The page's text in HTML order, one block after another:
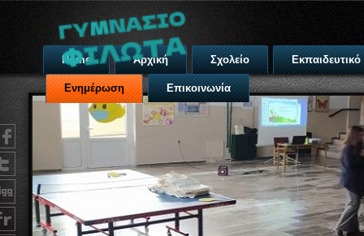
Home Αρχική Σχολείο Εκπαιδευτικό
Ενημέρωση Επικοινωνία